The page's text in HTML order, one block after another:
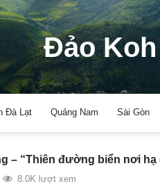
Đảo
Đà Lạt Quảng Nam Sài Gòn
– “Thiên đường biển nơi hạ
8.0K lượt xem